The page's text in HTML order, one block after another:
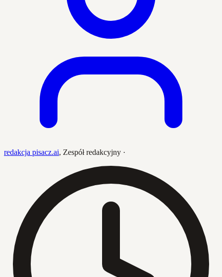
redakcja pisacz.ai, Zespół redakcyjny ·